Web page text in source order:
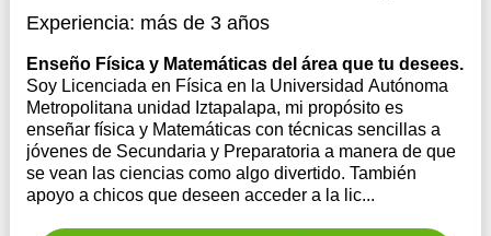
Experiencia: más de 3 años
Enseño Física y Matemáticas del área que tu desees.
Soy Licenciada en Física en la Universidad Autónoma
Metropolitana unidad Iztapalapa, mi propósito es
enseñar física y Matemáticas con técnicas sencillas a
jóvenes de Secundaria y Preparatoria a manera de que
se vean las ciencias como algo divertido. También
apoyo a chicos que deseen acceder a la lic...